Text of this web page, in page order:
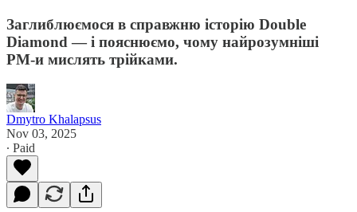
Заглиблюємося в справжню історію Double
Diamond — і пояснюємо, чому найрозумніші
PM-и мислять трійками.
Dmytro Khalapsus
Nov 03, 2025
∙ Paid